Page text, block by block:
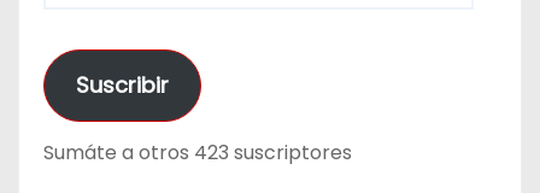
e
c
i
Suscribir
Sumáte a otros 423 suscriptores